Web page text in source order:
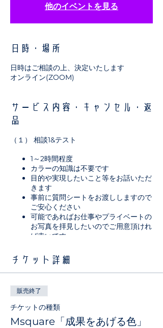
他のイベントを見る
日時・場所
日時はご相談の上、決定いたします
オンライン(ZOOM)
サービス内容・キャンセル・返
品
（１） 相談1&テスト
1～2時間程度
カラーの知識は不要です
目的や実現したいこと等をお話いただ
きます
事前に質問シートをお渡ししますので
ご安心ください
可能であればお仕事やプライベートの
お写真を拝見したいのでご用意頂けれ
ば幸いです
（２）相談２＆カラー分析
写真や色見本等を明記した分析結果シ
る色や組み合わせの基礎をご紹介し、
相談しながらイメージを高めていきま
す）
2時間程度のご相談となります
チケット詳細
販売終了
チケットの種類
Msquare「成果をあげる色」